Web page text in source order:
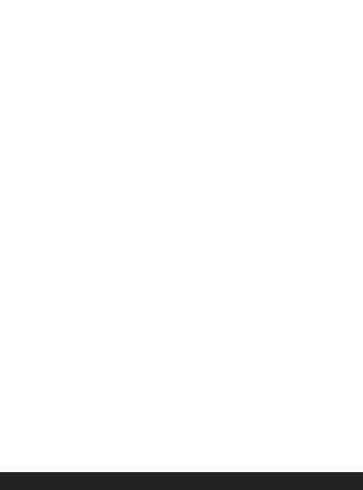
качества. Мы соблюдаем строгие
качество и надежность наших
чтобы убедиться, что она
учреждениях, включая больницы,
установить долгосрочные партнерские
сервис поддержки.
оборудования. Если вы ищете